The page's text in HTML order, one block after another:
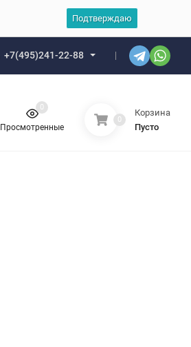
Подтверждаю
+7(495)241-22-88
Просмотренные
0
0
Корзина
Пусто